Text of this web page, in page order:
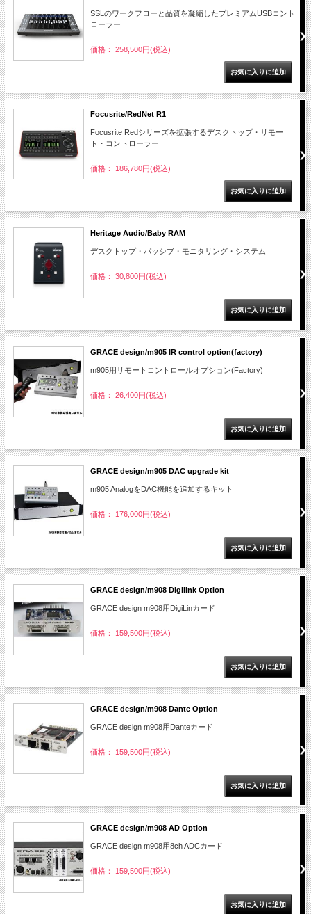
SSLのワークフローと品質を凝縮したプレミアムUSBコント
ローラー
価格： 258,500円(税込)
Focusrite/RedNet R1
Focusrite Redシリーズを拡張するデスクトップ・リモー
ト・コントローラー
価格： 186,780円(税込)
Heritage Audio/Baby RAM
デスクトップ・パッシブ・モニタリング・システム
価格： 30,800円(税込)
GRACE design/m905 IR control option(factory)
m905用リモートコントロールオプション(Factory)
価格： 26,400円(税込)
GRACE design/m905 DAC upgrade kit
m905 AnalogをDAC機能を追加するキット
価格： 176,000円(税込)
GRACE design/m908 Digilink Option
GRACE design m908用DigiLinカード
価格： 159,500円(税込)
GRACE design/m908 Dante Option
GRACE design m908用Danteカード
価格： 159,500円(税込)
GRACE design/m908 AD Option
GRACE design m908用8ch ADCカード
価格： 159,500円(税込)